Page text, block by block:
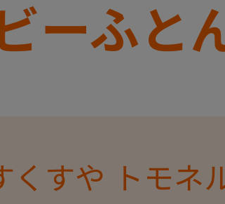
ーふと
くすや トモネ